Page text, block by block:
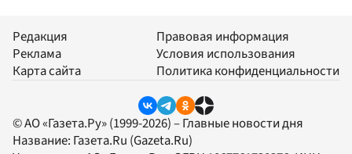
Редакция
Реклама
Карта сайта
Правовая информация
Условия использования
Политика конфиденциальности
© АО «Газета.Ру» (1999-2026) – Главные новости дня
Название: Газета.Ru (Gazeta.Ru)